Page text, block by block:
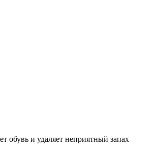
обувь и удаляет неприятный запах